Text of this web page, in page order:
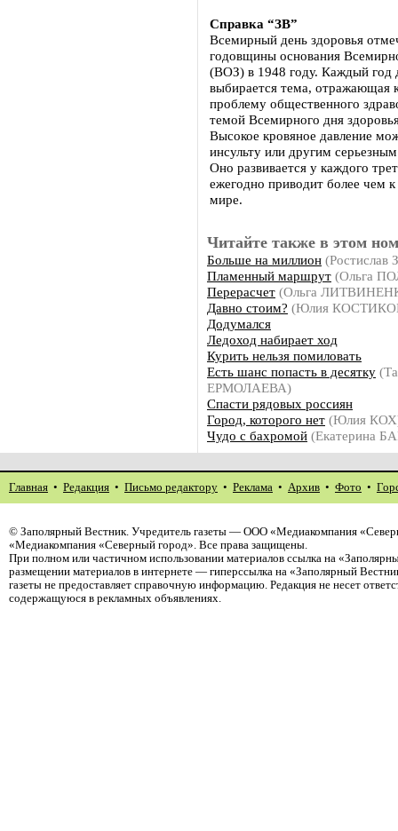
Справка “ЗВ”
Всемирный день здоровья
годовщины основания
(ВОЗ) в 1948 году. Каждый год
выбирается тема, отражающая
проблему общественного
темой Всемирного дня
Высокое кровяное давление
инсульту или другим
Оно развивается у каждого
ежегодно приводит более чем
мире.
Читайте также в этом
Больше на миллион
Пламенный маршрут (Ольга
Перерасчет (Ольга
Давно стоим? (Юлия
Додумался
Ледоход набирает ход
Курить нельзя помиловать
Есть шанс попасть в десятку
ЕРМОЛАЕВА)
Спасти рядовых россиян
Город, которого нет (Юлия
Чудо с бахромой (Екатерина
Главная • Редакция • Письмо редактору • Реклама • Архив • Фото •
© Заполярный Вестник. Учредитель газеты — ООО «Медиакомпания
«Медиакомпания «Северный город». Все права защищены.
При полном или частичном использовании материалов ссылка на
размещении материалов в интернете — гиперссылка на «Заполярный
газеты не предоставляет справочную информацию. Редакция не несет
содержащуюся в рекламных объявлениях.